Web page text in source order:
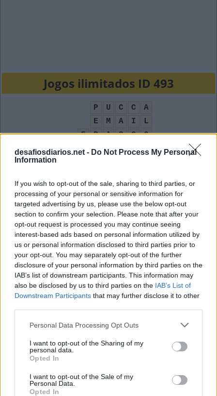
desafiosdiarios.net - Do Not Process My Personal
Information
If you wish to opt-out of the sale, sharing to third parties, or
processing of your personal or sensitive information for
targeted advertising by us, please use the below opt-out
section to confirm your selection. Please note that after your
opt-out request is processed you may continue seeing
interest-based ads based on personal information utilized by
us or personal information disclosed to third parties prior to
your opt-out. You may separately opt-out of the further
disclosure of your personal information by third parties on the
IAB’s list of downstream participants. This information may
also be disclosed by us to third parties on the IAB’s List of
Downstream Participants that may further disclose it to other
Personal Data Processing Opt Outs
I want to opt-out of the Sharing of my
personal data.
Opted In
I want to opt-out of the Sale of my
Personal Data.
Opted In
Jogos ilimitados ID 493
P U C C
A
E
M A I
L
F
R A S C
O
G
I F E L
E
Cavalo amigo de Júlio em Cocoricó:
A
L Í P I
O
Apelido do técnico de futebol Josep Guardiola:
P
E
P
Personagem cujo "sobrenome" é Funny Love:
P
U C C
A
__ vera, planta com diversos usos medicinais
L O
E
S O P
O